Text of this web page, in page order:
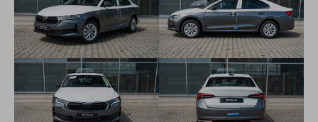
Side Assist - asistent zmeny jazdného pruhu
LED predné svetlomety s funkciou denného svietenia
LED zadné svetlá
Light & Rain Assist - svetelný a dažďový senzor
FRONT ASSIST - výstraha pred kolíziou a podpora
núdzového brzdenia (vrátane COLLISION AVOIDANCE
ASSIST, TURN ASSIST a PEDESTRIAN PROTECTION)